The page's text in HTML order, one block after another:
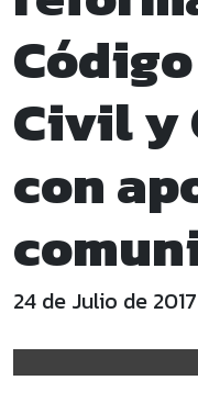
Civil y
con
24 de Julio de 2017